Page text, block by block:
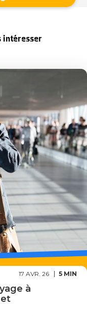
intéresser
17 AVR. 26 5 MIN
à